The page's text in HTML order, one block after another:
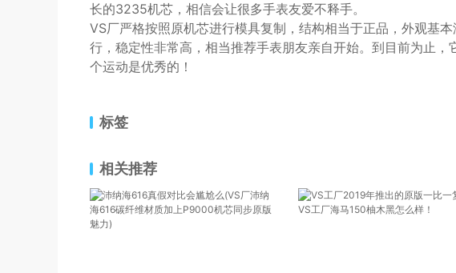
长的3235机芯，相信会让很多手表友爱不释手。
VS厂严格按照原机芯进行模具复制，结构相当于正品，外观基
行，稳定性非常高，相当推荐手表朋友亲自开始。到目前为止
个运动是优秀的！
标签
相关推荐